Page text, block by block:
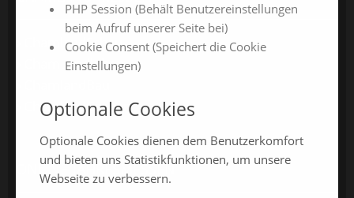
ChamlandSchau
ChamLandleben
ChamlandCareer
ONLINE-JAHRESMESSEN
PHP Session (Behält Benutzereinstellungen
beim Aufruf unserer Seite bei)
Cookie Consent (Speichert die Cookie
Einstellungen)
Optionale Cookies
Optionale Cookies dienen dem Benutzerkomfort
und bieten uns Statistikfunktionen, um unsere
Webseite zu verbessern.